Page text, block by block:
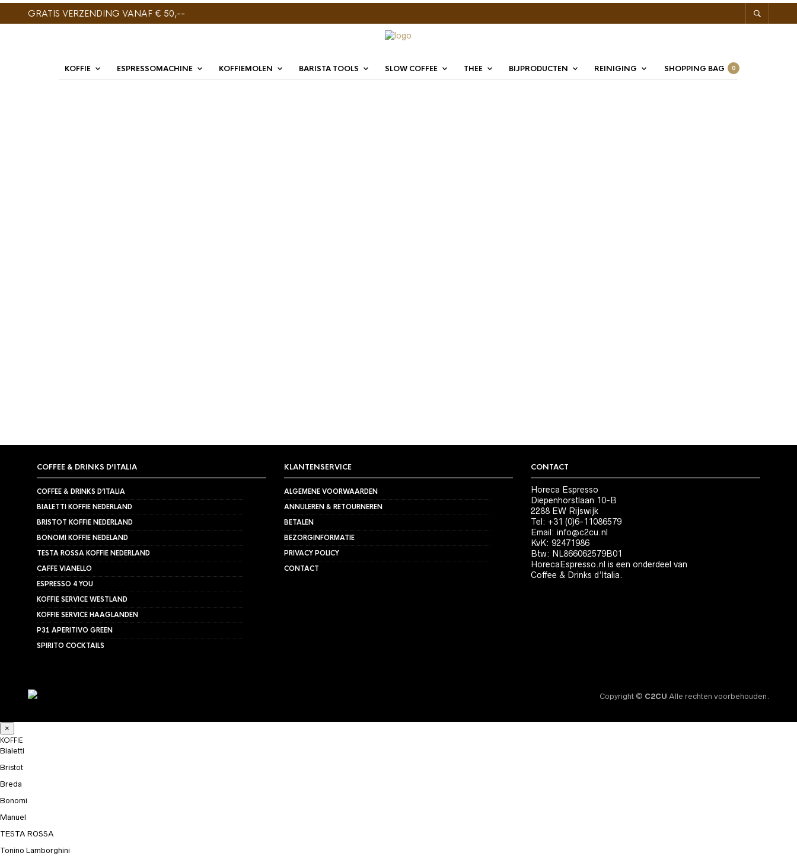
GRATIS VERZENDING VANAF € 50,--
KOFFIE ESPRESSOMACHINE KOFFIEMOLEN BARISTA TOOLS SLOW COFFEE THEE BIJPRODUCTEN REINIGING SHOPPING BAG 0
COFFEE & DRINKS D’ITALIA
COFFEE & DRINKS D’ITALIA
BIALETTI KOFFIE NEDERLAND
BRISTOT KOFFIE NEDERLAND
BONOMI KOFFIE NEDELAND
TESTA ROSSA KOFFIE NEDERLAND
CAFFE VIANELLO
ESPRESSO 4 YOU
KOFFIE SERVICE WESTLAND
KOFFIE SERVICE HAAGLANDEN
P31 APERITIVO GREEN
SPIRITO COCKTAILS
KLANTENSERVICE
ALGEMENE VOORWAARDEN
ANNULEREN & RETOURNEREN
BETALEN
BEZORGINFORMATIE
PRIVACY POLICY
CONTACT
CONTACT
Horeca Espresso
Diepenhorstlaan 10-B
2288 EW Rijswijk
Tel: +31 (0)6-11086579
Email:info@c2cu.nl
KvK: 92471986
Btw: NL866062579B01
HorecaEspresso.nl is een onderdeel van
Coffee & Drinks d’Italia.
Copyright © C2CU Alle rechten voorbehouden.
×
KOFFIE
Bialetti
Bristot
Breda
Bonomi
Manuel
TESTA ROSSA
Tonino Lamborghini